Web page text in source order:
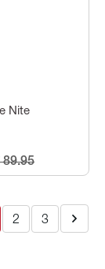
Nite
89.95
2 3